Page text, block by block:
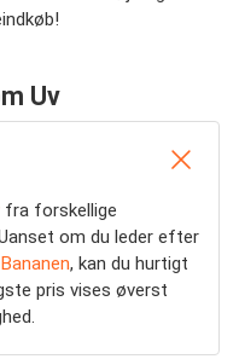
Uv
fra forskellige
om du leder efter
Bananen, kan du hurtigt
pris vises øverst